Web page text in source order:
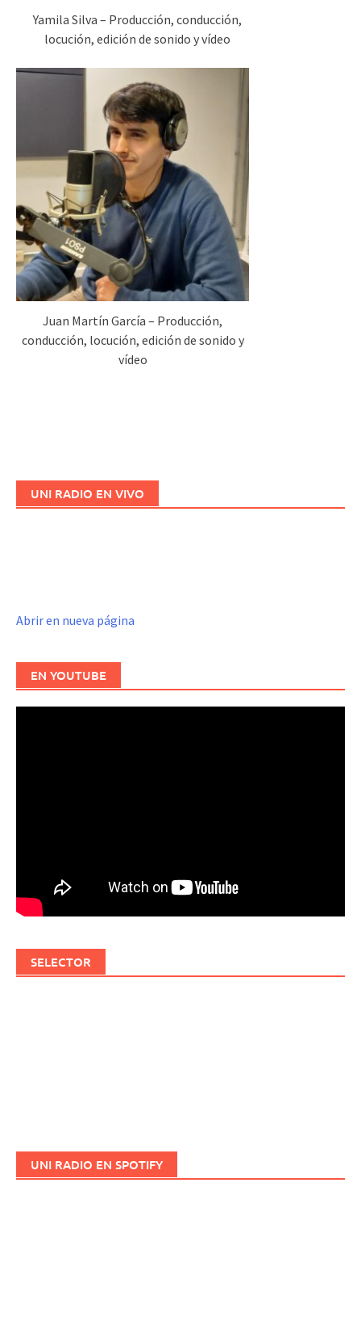
Yamila Silva – Producción, conducción,
locución, edición de sonido y vídeo
Juan Martín García – Producción,
conducción, locución, edición de sonido y
vídeo
UNI RADIO EN VIVO
Abrir en nueva página
EN YOUTUBE
SELECTOR
UNI RADIO EN SPOTIFY